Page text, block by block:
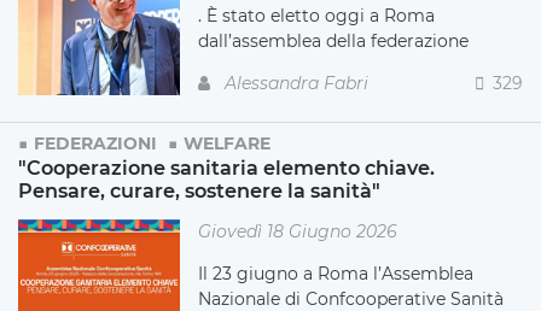
. È stato eletto oggi a Roma
dall’assemblea della federazione
Alessandra Fabri
329
FEDERAZIONI WELFARE
"Cooperazione sanitaria elemento chiave.
Pensare, curare, sostenere la sanità"
Giovedì 18 Giugno 2026
Il 23 giugno a Roma l’Assemblea
Nazionale di Confcooperative Sanità